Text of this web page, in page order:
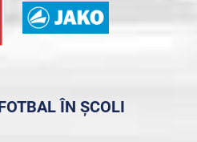
ÎN ȘCOLI